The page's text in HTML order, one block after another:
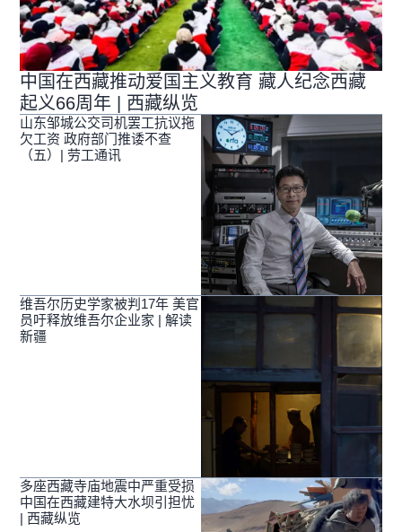
中国在西藏推动爱国主义教育 藏人纪念西藏
起义66周年 | 西藏纵览
山东邹城公交司机罢工抗议拖
欠工资 政府部门推诿不查
（五）| 劳工通讯
维吾尔历史学家被判17年 美官
员吁释放维吾尔企业家 | 解读
新疆
多座西藏寺庙地震中严重受损
中国在西藏建特大水坝引担忧
| 西藏纵览